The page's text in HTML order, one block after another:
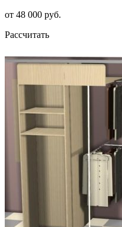
от 48 000 руб.
Рассчитать